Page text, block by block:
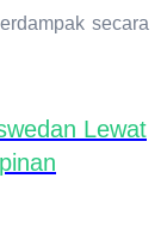
secara
Lewat